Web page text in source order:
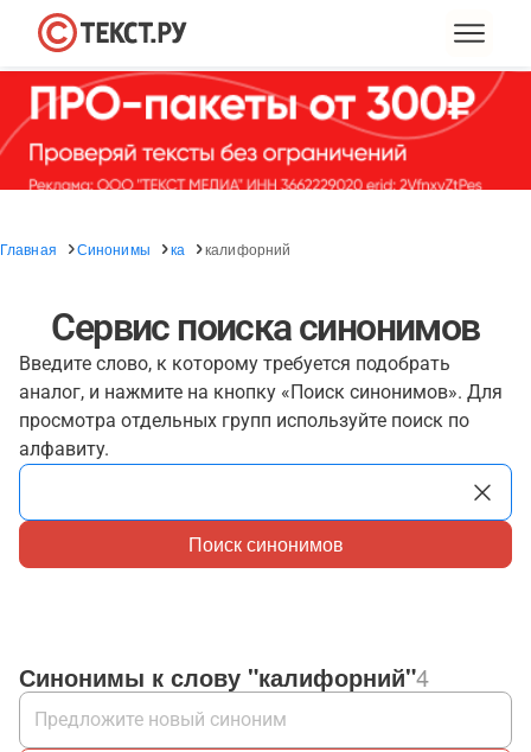
Главная Синонимы ка калифорний
Сервис поиска синонимов
Введите слово, к которому требуется подобрать
аналог, и нажмите на кнопку «Поиск синонимов». Для
просмотра отдельных групп используйте поиск по
алфавиту.
Поиск синонимов
Синонимы к слову "калифорний"4